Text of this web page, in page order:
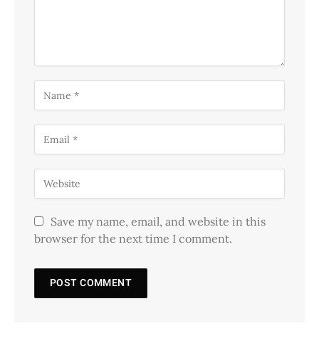
Save my name, email, and website in this
browser for the next time I comment.